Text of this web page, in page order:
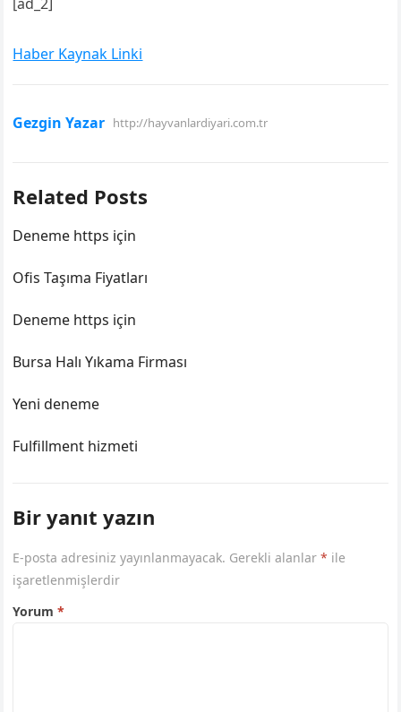
Haber Kaynak Linki
Gezgin Yazar http://hayvanlardiyari.com.tr
Related Posts
Deneme https için
Ofis Taşıma Fiyatları
Deneme https için
Bursa Halı Yıkama Firması
Yeni deneme
Fulfillment hizmeti
Bir yanıt yazın
E-posta adresiniz yayınlanmayacak. Gerekli alanlar* ile
işaretlenmişlerdir
Yorum*